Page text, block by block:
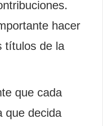
hacer
títulos de la
que cada
que decida